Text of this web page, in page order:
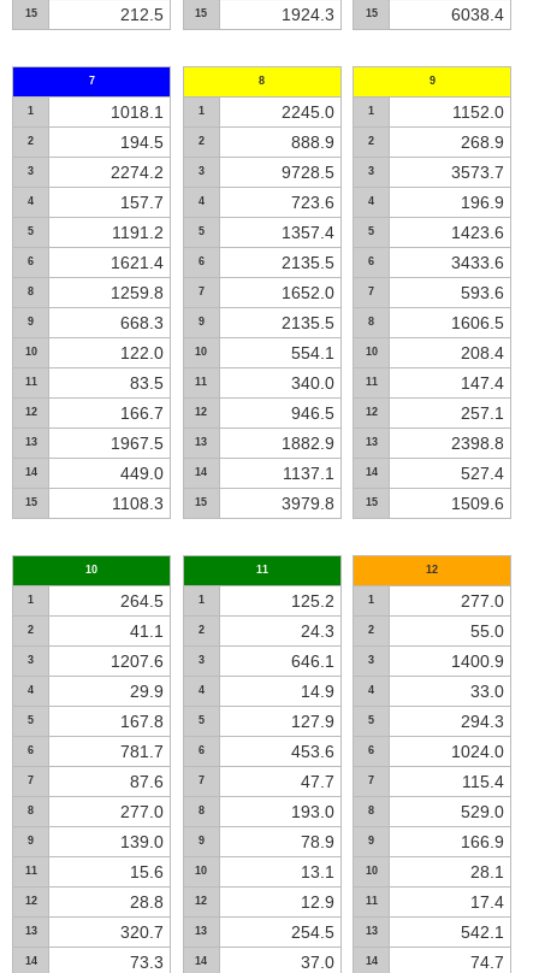
15 212.5 15 1924.3 15 6038.4
7
1 1018.1
2 194.5
3 2274.2
4 157.7
5 1191.2
6 1621.4
8 1259.8
9 668.3
10 122.0
11 83.5
12 166.7
13 1967.5
14 449.0
15 1108.3
8
1 2245.0
2 888.9
3 9728.5
4 723.6
5 1357.4
6 2135.5
7 1652.0
9 2135.5
10 554.1
11 340.0
12 946.5
13 1882.9
14 1137.1
15 3979.8
9
1 1152.0
2 268.9
3 3573.7
4 196.9
5 1423.6
6 3433.6
7 593.6
8 1606.5
10 208.4
11 147.4
12 257.1
13 2398.8
14 527.4
15 1509.6
10
1 264.5
2 41.1
3 1207.6
4 29.9
5 167.8
6 781.7
7 87.6
8 277.0
9 139.0
11 15.6
12 28.8
13 320.7
14 73.3
11
1 125.2
2 24.3
3 646.1
4 14.9
5 127.9
6 453.6
7 47.7
8 193.0
9 78.9
10 13.1
12 12.9
13 254.5
14 37.0
12
1 277.0
2 55.0
3 1400.9
4 33.0
5 294.3
6 1024.0
7 115.4
8 529.0
9 166.9
10 28.1
11 17.4
13 542.1
14 74.7